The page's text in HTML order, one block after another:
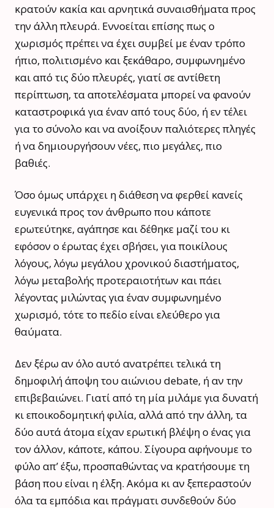
κρατούν κακία και αρνητικά συναισθήματα προς
την άλλη πλευρά. Εννοείται επίσης πως ο
χωρισμός πρέπει να έχει συμβεί με έναν τρόπο
ήπιο, πολιτισμένο και ξεκάθαρο, συμφωνημένο
και από τις δύο πλευρές, γιατί σε αντίθετη
περίπτωση, τα αποτελέσματα μπορεί να φανούν
καταστροφικά για έναν από τους δύο, ή εν τέλει
για το σύνολο και να ανοίξουν παλιότερες πληγές
ή να δημιουργήσουν νέες, πιο μεγάλες, πιο
βαθιές.
Όσο όμως υπάρχει η διάθεση να φερθεί κανείς
ευγενικά προς τον άνθρωπο που κάποτε
ερωτεύτηκε, αγάπησε και δέθηκε μαζί του κι
εφόσον ο έρωτας έχει σβήσει, για ποικίλους
λόγους, λόγω μεγάλου χρονικού διαστήματος,
λόγω μεταβολής προτεραιοτήτων και πάει
λέγοντας μιλώντας για έναν συμφωνημένο
χωρισμό, τότε το πεδίο είναι ελεύθερο για
θαύματα.
Δεν ξέρω αν όλο αυτό ανατρέπει τελικά τη
δημοφιλή άποψη του αιώνιου debate, ή αν την
επιβεβαιώνει. Γιατί από τη μία μιλάμε για δυνατή
κι εποικοδομητική φιλία, αλλά από την άλλη, τα
δύο αυτά άτομα είχαν ερωτική βλέψη ο ένας για
τον άλλον, κάποτε, κάπου. Σίγουρα αφήνουμε το
φύλο απ’ έξω, προσπαθώντας να κρατήσουμε τη
βάση που είναι η έλξη. Ακόμα κι αν ξεπεραστούν
όλα τα εμπόδια και πράγματι συνδεθούν δύο